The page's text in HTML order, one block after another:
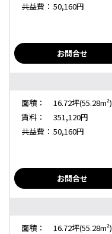
共益費： 50,160円
お問合せ
面積：
16.72坪(55.28m²)
賃料：
351,120円
共益費： 50,160円
お問合せ
面積：
16.72坪(55.28m²)